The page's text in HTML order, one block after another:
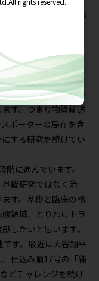
込みを制御する可能
役に
かっていないことで
ても、ひとたび細胞
す。つまり物質輸送
ポーターの局在を含
する研究を続けてい
に進んでいます。
礎研究ではなく治
す。基礎と臨床の橋
領域、とりわけトラ
したいと思います。
す。最近は大谷翔平
仕込み順17号の「純
どチャレンジを続け